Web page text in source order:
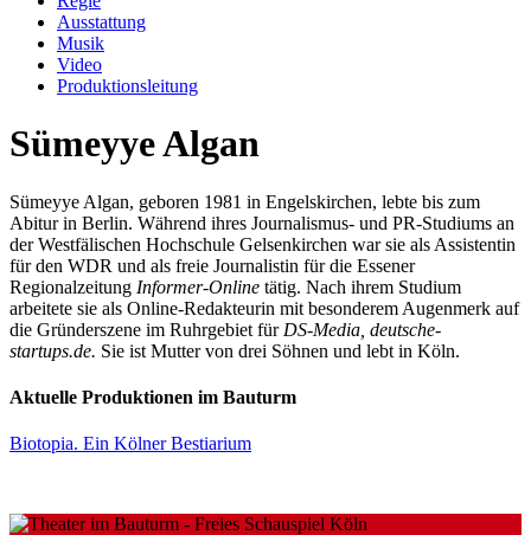
Ausstattung
Musik
Video
Produktionsleitung
Sümeyye Algan
Sümeyye Algan, geboren 1981 in Engelskirchen, lebte bis zum
Abitur in Berlin. Während ihres Journalismus- und PR-Studiums an
der Westfälischen Hochschule Gelsenkirchen war sie als Assistentin
für den WDR und als freie Journalistin für die Essener
Regionalzeitung Informer-Online tätig. Nach ihrem Studium
arbeitete sie als Online-Redakteurin mit besonderem Augenmerk auf
die Gründerszene im Ruhrgebiet für DS-Media, deutsche-
startups.de. Sie ist Mutter von drei Söhnen und lebt in Köln.
Aktuelle Produktionen im Bauturm
Biotopia. Ein Kölner Bestiarium